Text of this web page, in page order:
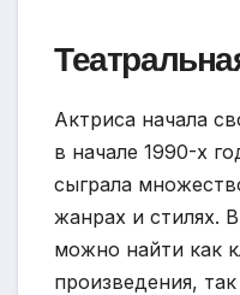
Актриса начала
в начале 1990-х
сыграла
жанрах и стилях.
можно найти как
произведения,